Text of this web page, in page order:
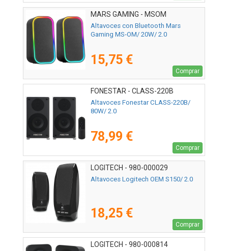
MARS GAMING - MSOM
Altavoces con Bluetooth Mars
Gaming MS-OM/ 20W/ 2.0
15,75 €
Comprar
FONESTAR - CLASS-220B
Altavoces Fonestar CLASS-220B/
80W/ 2.0
78,99 €
Comprar
LOGITECH - 980-000029
Altavoces Logitech OEM S150/ 2.0
18,25 €
Comprar
LOGITECH - 980-000814